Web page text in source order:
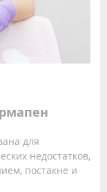
для
недостатков,
постакне и